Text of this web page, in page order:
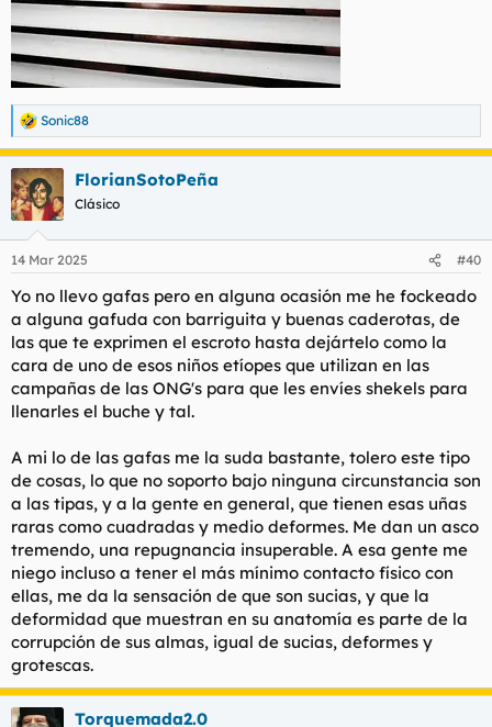
R
e
a
c
c
i
e
:
Sonic88
FlorianSotoPeña
Clásico
14 Mar 2025 #40
Yo no llevo gafas pero en alguna ocasión me he fockeado
a alguna gafuda con barriguita y buenas caderotas, de
las que te exprimen el escroto hasta dejártelo como la
cara de uno de esos niños etíopes que utilizan en las
campañas de las ONG's para que les envíes shekels para
llenarles el buche y tal.
A mi lo de las gafas me la suda bastante, tolero este tipo
de cosas, lo que no soporto bajo ninguna circunstancia son
a las tipas, y a la gente en general, que tienen esas uñas
raras como cuadradas y medio deformes. Me dan un asco
tremendo, una repugnancia insuperable. A esa gente me
niego incluso a tener el más mínimo contacto físico con
ellas, me da la sensación de que son sucias, y que la
deformidad que muestran en su anatomía es parte de la
corrupción de sus almas, igual de sucias, deformes y
grotescas.
Torquemada2.0